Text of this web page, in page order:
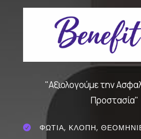
"Αξιολογούμε την
Προστασία"
 ΦΩΤΙΑ, ΚΛΟΠΗ,